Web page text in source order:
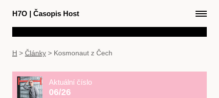
H7O | Časopis Host
H > Články > Kosmonaut z Čech
Aktuální číslo
06/26